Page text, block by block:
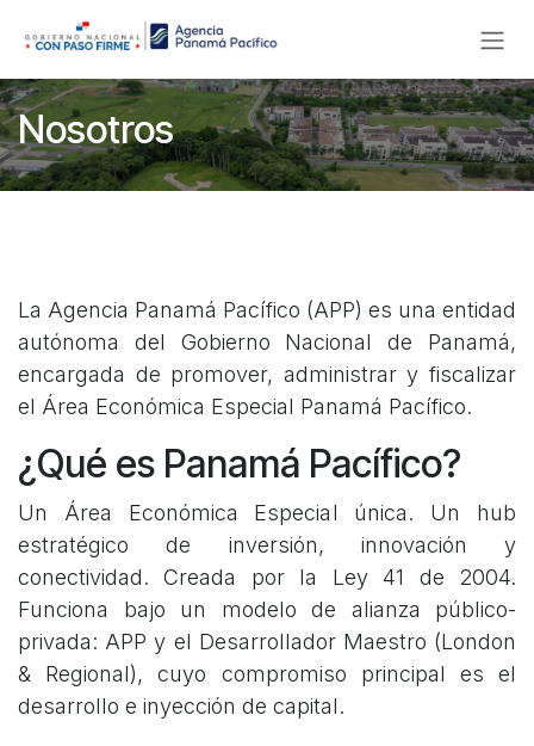
Nosotros
La Agencia Panamá Pacífico (APP) es una entidad
autónoma del Gobierno Nacional de Panamá,
encargada de promover, administrar y fiscalizar
el Área Económica Especial Panamá Pacífico.
¿Qué es Panamá Pacífico? ​
Un Área Económica Especial única. Un hub
estratégico de inversión, innovación y
conectividad. Creada por la Ley 41 de 2004.
Funciona bajo un modelo de alianza público-
privada: APP y el Desarrollador Maestro (London
& Regional), cuyo compromiso principal es el
desarrollo e inyección de capital.